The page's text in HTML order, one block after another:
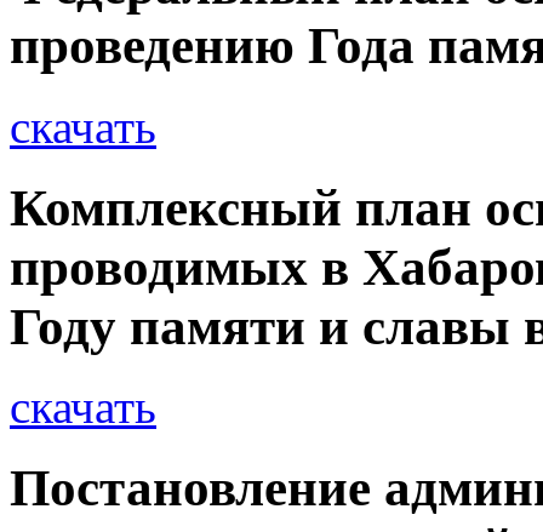
проведению Года
скачать
Комплексный план
проводимых в
Году памяти и славы
скачать
Постановление